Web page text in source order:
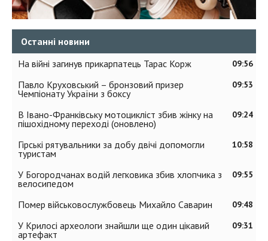
Останні новини
09:56
На війні загинув прикарпатець Тарас Корж
09:53
Павло Круховський – бронзовий призер
Чемпіонату України з боксу
09:24
В Івано-Франківську мотоцикліст збив жінку на
пішохідному переході (оновлено)
10:58
Гірські рятувальники за добу двічі допомогли
туристам
09:55
У Богородчанах водій легковика збив хлопчика з
велосипедом
09:48
Помер військовослужбовець Михайло Саварин
09:31
У Крилосі археологи знайшли ще один цікавий
артефакт